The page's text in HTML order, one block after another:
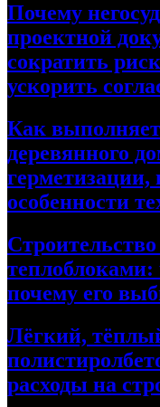
Почему
проектной
сократить
ускорить
Как
деревянного
герметизации,
особенности
теплоблоками:
почему его
Лёгкий,
расходы на